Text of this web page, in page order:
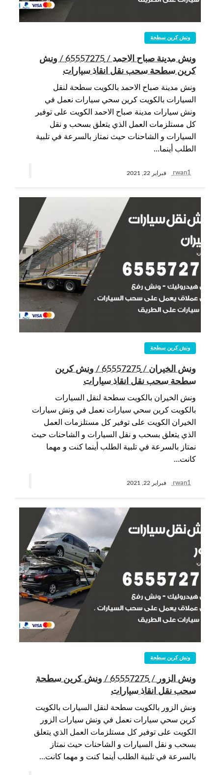
ونش كرين سطحة
ونش مدينة صباح الاحمد / 65557275 / ونش
كرين سطحة سحب نقل انقاذ سيارات
ونش مدينة صباح الاحمد بالكويت سطحة لنقل
السيارات بالكويت كرين سحي سيارات نعمل في
ونش سيارات مدينة صباح الاحمد الكويت على توفير
كل مستلزمات العمل الذي يتعلق بسحب و نقل
السيارات و الشاحنات حيث نمتاز بالسرعة في تلبية
الطلب أينما…
rwan1 فبراير 22, 2021
ونش كرين سطحة
ونش الخيران / 65557275 / ونش كرين
سطحة سحب نقل انقاذ سيارات
ونش الخيران بالكويت سطحة لنقل السيارات
بالكويت كرين سحي سيارات نعمل في ونش سيارات
الخيران الكويت على توفير كل مستلزمات العمل
الذي يتعلق بسحب و نقل السيارات و الشاحنات حيث
نمتاز بالسرعة في تلبية الطلب أينما كنت و مهما
كانت…
rwan1 فبراير 22, 2021
ونش كرين سطحة
ونش الزور / 65557275 / ونش كرين سطحة
سحب نقل انقاذ سيارات
ونش الزور بالكويت سطحة لنقل السيارات بالكويت
كرين سحي سيارات نعمل في ونش سيارات الزور
الكويت على توفير كل مستلزمات العمل الذي يتعلق
بسحب و نقل السيارات و الشاحنات حيث نمتاز
بالسرعة في تلبية الطلب أينما كنت و مهما كانت…